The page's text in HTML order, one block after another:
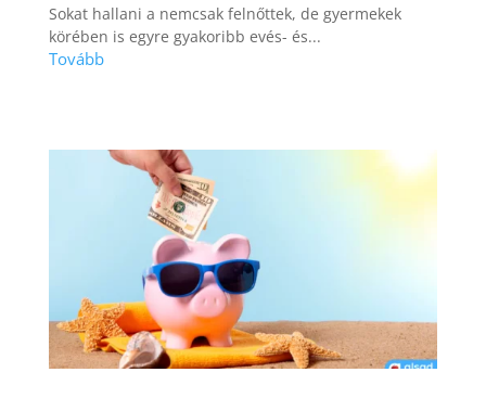
Sokat hallani a nemcsak felnőttek, de gyermekek
körében is egyre gyakoribb evés- és...